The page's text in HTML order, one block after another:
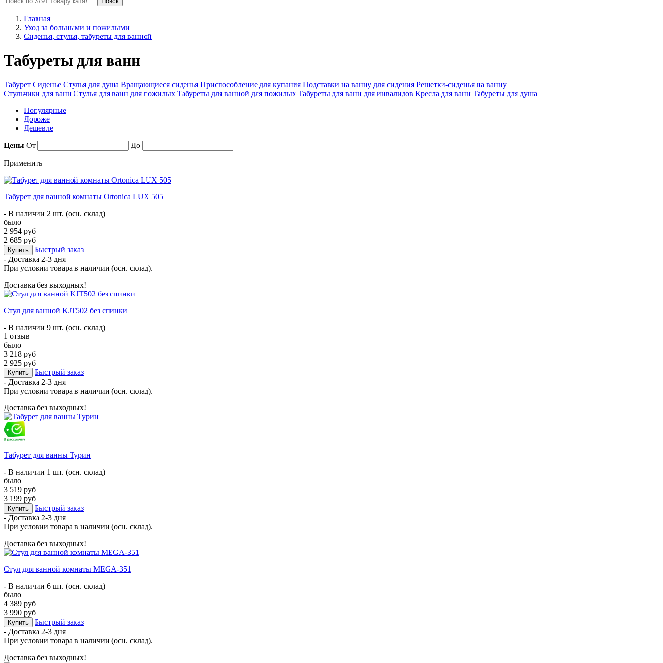
Главная
Уход за больными и пожилыми
Сиденья, стулья, табуреты для ванной
Табуреты для ванн
Табурет Сиденье Стулья для душа Вращающиеся сиденья Приспособление для купания Подставки на ванну для сидения Решетки-сиденья на ванну
Стульчики для ванн Стулья для ванн для пожилых Табуреты для ванной для пожилых Табуреты для ванн для инвалидов Кресла для ванн Табуреты для душа
Популярные
Дороже
Дешевле
Цены От До
Применить
​Табурет для ванной комнаты Ortonica LUX 505
- В наличии 2 шт. (осн. склад)
было
2 954 руб
2 685 руб
Купить
Быстрый заказ
- Доставка 2-3 дня
При условии товара в наличии (осн. склад).
Доставка без выходных!
Стул для ванной KJT502 без спинки
- В наличии 9 шт. (осн. склад)
1 отзыв
было
3 218 руб
2 925 руб
Купить
Быстрый заказ
- Доставка 2-3 дня
При условии товара в наличии (осн. склад).
Доставка без выходных!
Табурет для ванны Турин
- В наличии 1 шт. (осн. склад)
было
3 519 руб
3 199 руб
Купить
Быстрый заказ
- Доставка 2-3 дня
При условии товара в наличии (осн. склад).
Доставка без выходных!
Стул для ванной комнаты MEGA-351
- В наличии 6 шт. (осн. склад)
было
4 389 руб
3 990 руб
Купить
Быстрый заказ
- Доставка 2-3 дня
При условии товара в наличии (осн. склад).
Доставка без выходных!